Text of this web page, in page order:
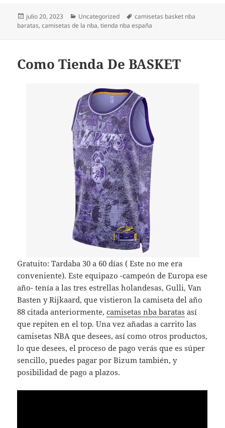
Publicado
el
julio 20, 2023 Categorías
Uncategorized Etiquetas
camisetas basket nba
baratas,camisetas de la nba,tienda nba españa
Como Tienda De BASKET
Gratuito: Tardaba 30 a 60 días ( Este no me era
conveniente). Este equipazo -campeón de Europa ese
año- tenía a las tres estrellas holandesas, Gulli, Van
Basten y Rijkaard, que vistieron la camiseta del año
88 citada anteriormente,camisetas nba baratas así
que repiten en el top. Una vez añadas a carrito las
camisetas NBA que desees, así como otros productos,
lo que desees, el proceso de pago verás que es súper
sencillo, puedes pagar por Bizum también, y
posibilidad de pago a plazos.